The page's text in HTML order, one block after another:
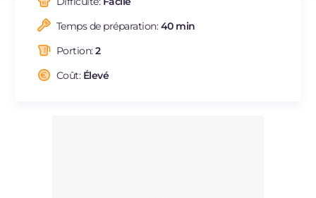
ES
BR
NL
Temps de préparation:40 min
Portion:2
Coût: Élevé